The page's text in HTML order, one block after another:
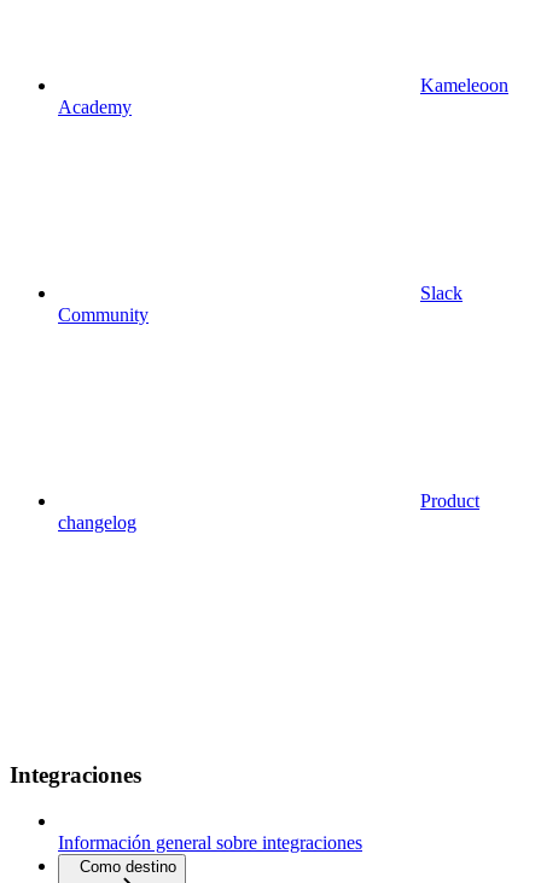
Kameleoon
Academy
Slack
Community
Product
changelog
Integraciones
Información general sobre integraciones
Como destino